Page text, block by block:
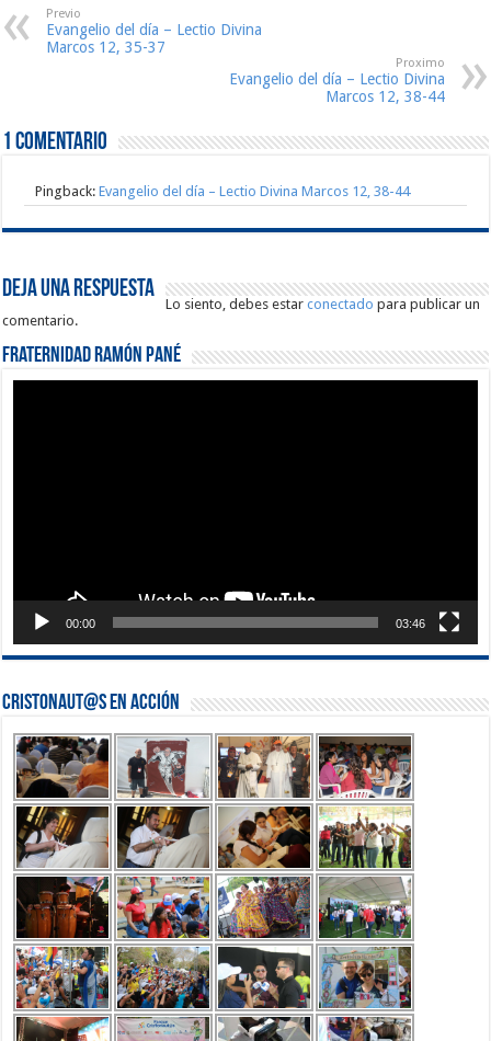
Previo
Evangelio del día – Lectio Divina
Marcos 12, 35-37
Proximo
Evangelio del día – Lectio Divina
Marcos 12, 38-44
1 comentario
Pingback:Evangelio del día – Lectio Divina Marcos 12, 38-44
Deja una respuesta
Lo siento, debes estarconectado para publicar un
comentario.
Fraternidad Ramón Pané
00:00 03:46
Cristonaut@s en Acción